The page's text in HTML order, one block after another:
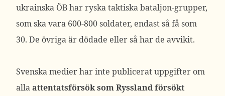
ukrainska ÖB har ryska taktiska bataljon-grupper,
som ska vara 600-800 soldater, endast så få som
30. De övriga är dödade eller så har de avvikit.
Svenska medier har inte publicerat uppgifter om
allaattentatsförsök som Ryssland försökt